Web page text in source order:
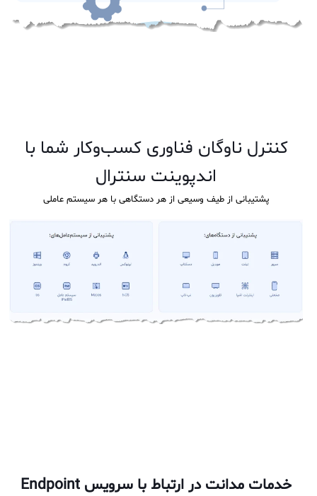
کنترل ناوگان فناوری کسب‌وکار شما با
اندپوینت سنترال
پشتیبانی از طیف وسیعی از هر دستگاهی با هر سیستم عاملی
خدمات مدانت در ارتباط با سرویس Endpoint